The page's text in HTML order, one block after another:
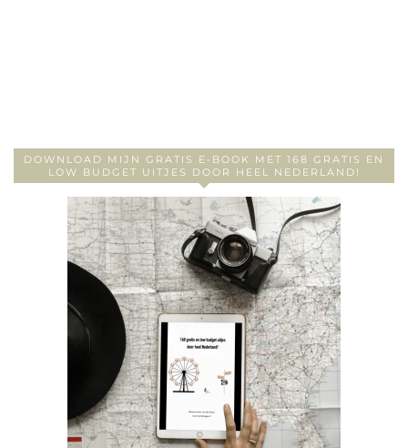
DOWNLOAD MIJN GRATIS E-BOOK MET 168 GRATIS EN
LOW BUDGET UITJES DOOR HEEL NEDERLAND!